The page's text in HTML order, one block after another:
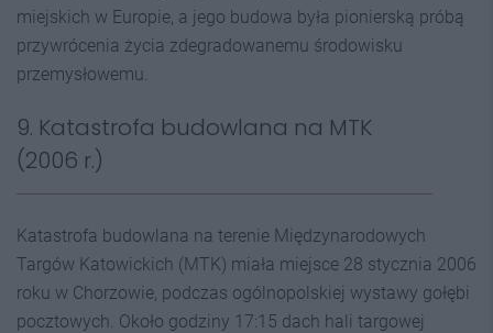
miejskich w Europie, a jego budowa była pionierską próbą
przywrócenia życia zdegradowanemu środowisku
przemysłowemu.
9. Katastrofa budowlana na MTK
(2006 r.)
Katastrofa budowlana na terenie Międzynarodowych
Targów Katowickich (MTK) miała miejsce 28 stycznia 2006
roku w Chorzowie, podczas ogólnopolskiej wystawy gołębi
pocztowych. Około godziny 17:15 dach hali targowej